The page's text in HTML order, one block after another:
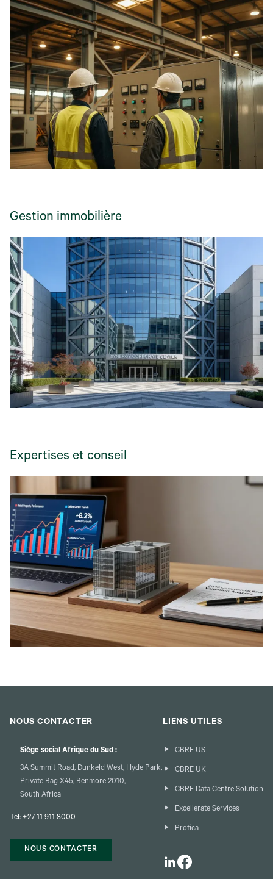
Gestion immobilière
Expertises et conseil
NOUS CONTACTER
Siège social Afrique du Sud :
3A Summit Road, Dunkeld West, Hyde Park,
Private Bag X45, Benmore 2010,
South Africa
Tel: +27 11 911 8000
NOUS CONTACTER
LIENS UTILES
CBRE US
CBRE UK
CBRE Data Centre Solution
Excellerate Services
Profica
LinkedInFacebook